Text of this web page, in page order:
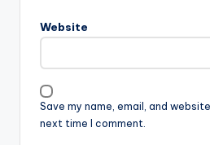
Website
Save my name, email, and
next time I comment.